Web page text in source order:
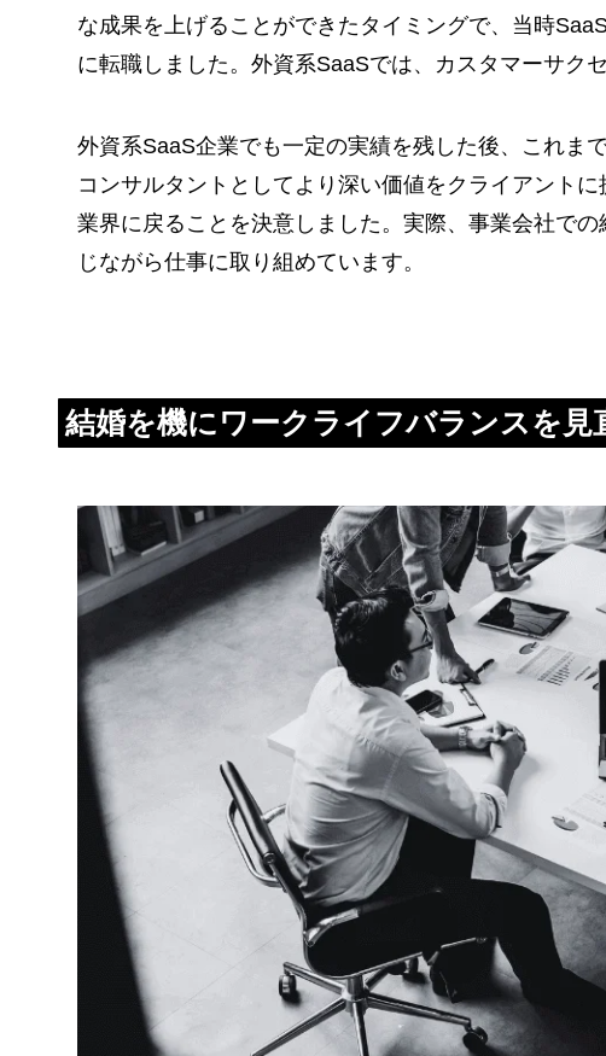
な成果を上げることができたタイミングで、当時
に転職しました。外資系SaaSでは、カスタマーサク
外資系SaaS企業でも一定の実績を残した後、これま
コンサルタントとしてより深い価値をクライアント
業界に戻ることを決意しました。実際、事業会社で
じながら仕事に取り組めています。
結婚を機にワークライフバランスを見